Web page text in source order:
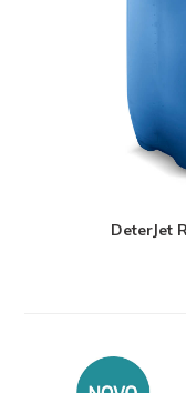
DeterJet